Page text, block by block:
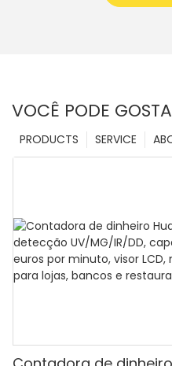
VOCÊ PODE
SERVICE
PRODUCTS